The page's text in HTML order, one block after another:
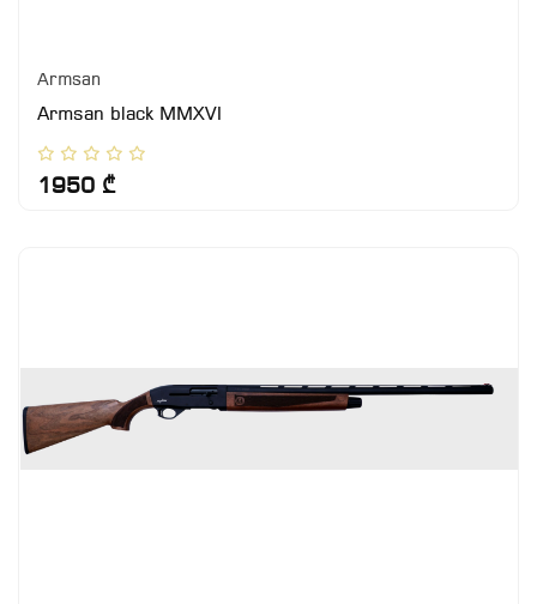
Armsan
Armsan black MMXVI
1950 ₾